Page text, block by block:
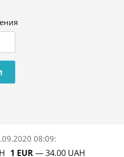
08:09:
1 EUR— 34.00 UAH